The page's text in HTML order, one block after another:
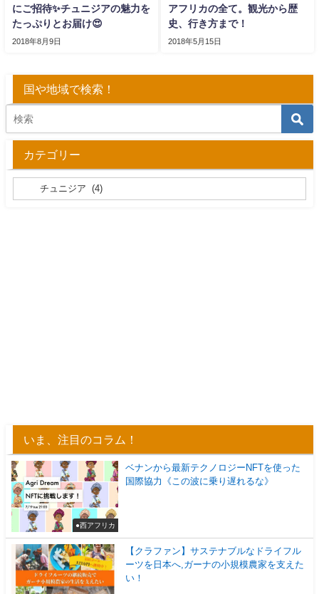
にご招待✨チュニジアの魅力を
たっぷりとお届け😍
2018年8月9日
アフリカの全て。観光から歴
史、行き方まで！
2018年5月15日
国や地域で検索！
カテゴリー
いま、注目のコラム！
●西アフリカ
ベナンから最新テクノロジーNFTを使った
国際協力《この波に乗り遅れるな》
【クラファン】サステナブルなドライフル
ーツを日本へ,ガーナの小規模農家を支えた
い！